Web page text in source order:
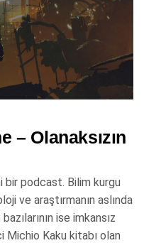
– Olanaksızın
bir podcast. Bilim kurgu
ve araştırmanın aslında
ise imkansız
Kaku kitabı olan